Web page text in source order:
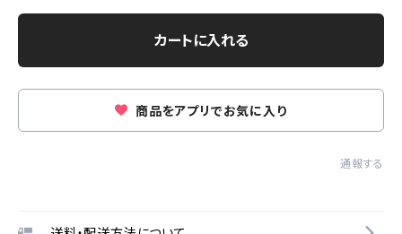
カートに入れる
商品をアプリでお気に入り
通報する